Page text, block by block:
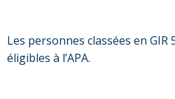
Les personnes classées en GIR
éligibles à l’APA.